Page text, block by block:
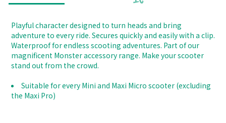
Playful character designed to turn heads and bring
adventure to every ride. Secures quickly and easily with a clip.
Waterproof for endless scooting adventures. Part of our
magnificent Monster accessory range. Make your scooter
stand out from the crowd.
Suitable for every Mini and Maxi Micro scooter (excluding
the Maxi Pro)